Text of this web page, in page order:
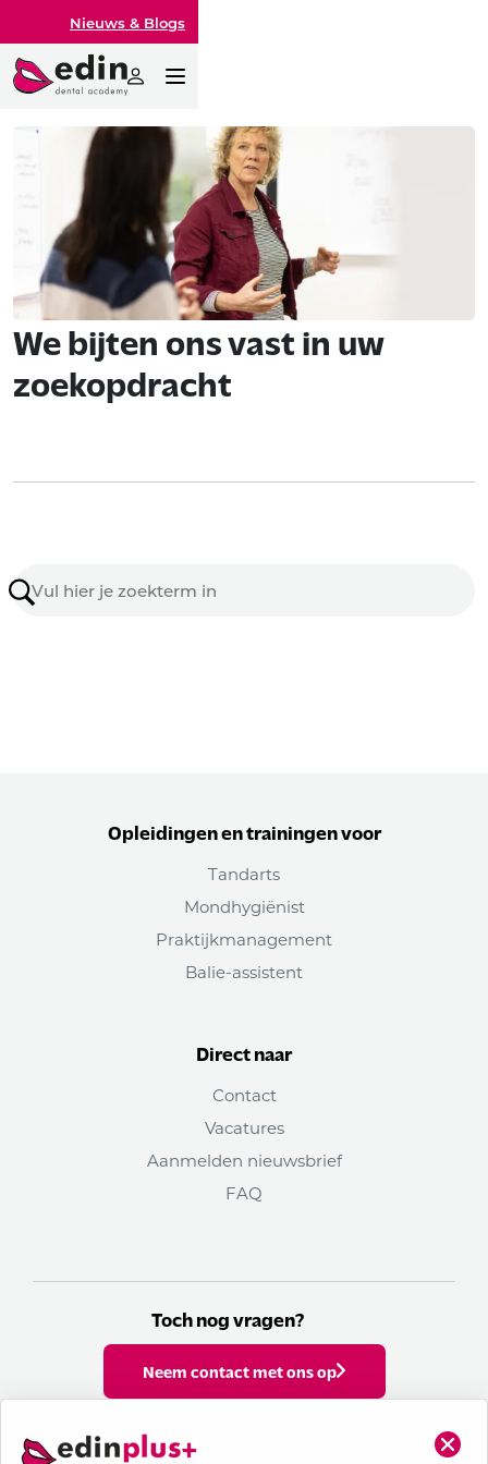
Nieuws & Blogs
We bijten ons vast in uw
zoekopdracht
Opleidingen en trainingen voor
Tandarts
Mondhygiënist
Praktijkmanagement
Balie-assistent
Direct naar
Contact
Vacatures
Aanmelden nieuwsbrief
FAQ
Toch nog vragen?
Neem contact met ons op